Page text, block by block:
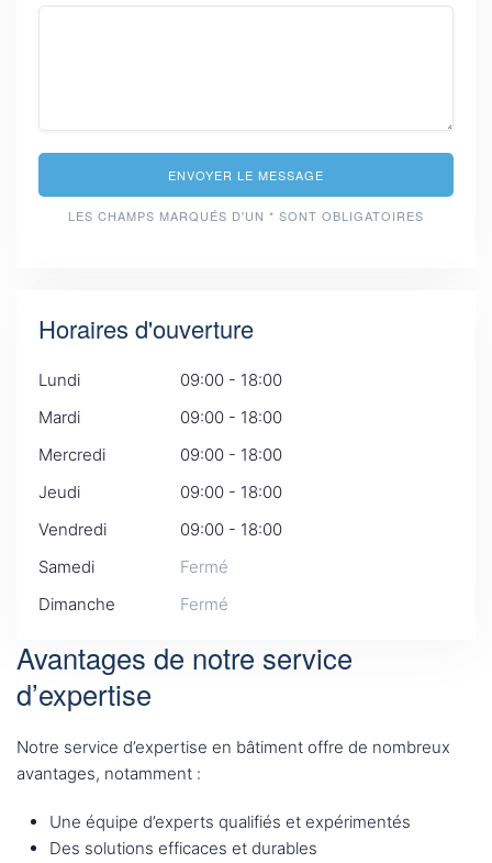
ENVOYER LE MESSAGE
LES CHAMPS MARQUÉS D'UN * SONT OBLIGATOIRES
Horaires d'ouverture
Lundi
09:00 - 18:00
Mardi
09:00 - 18:00
Mercredi
09:00 - 18:00
Jeudi
09:00 - 18:00
Vendredi
09:00 - 18:00
Samedi
Fermé
Dimanche
Fermé
Avantages de notre service
d’expertise
Notre service d’expertise en bâtiment offre de nombreux
avantages, notamment :
Une équipe d’experts qualifiés et expérimentés
Des solutions efficaces et durables